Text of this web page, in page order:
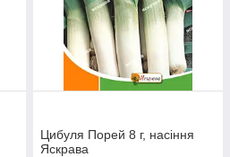
Цибуля Порей 8 г, насіння
Яскрава